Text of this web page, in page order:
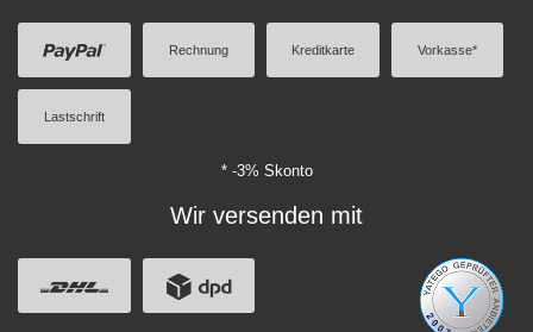
Rechnung Kreditkarte Vorkasse*
Lastschrift
* -3% Skonto
Wir versenden mit